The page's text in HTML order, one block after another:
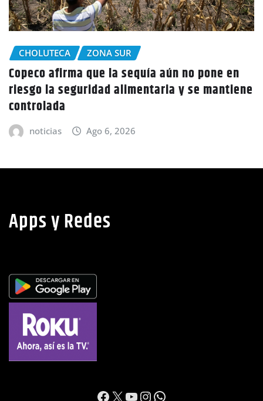
CHOLUTECA
Policía Nacional desaloja a campesinos de
tierras en El Tulito, Choluteca
noticias
Apps y Redes
https://
X YouTube
Instagram
WhatsApp